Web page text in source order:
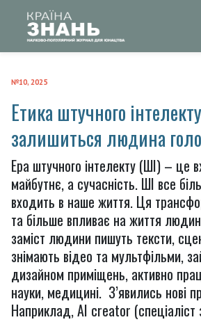
№10, 2025
Етика штучного
залишиться людина
Ера штучного інтелекту (ШІ) – це
майбутнє, а сучасність. ШІ все
входить в наше життя. Ця
та більше впливає на життя
заміст людини пишуть тексти,
знімають відео та мультфільми,
дизайном приміщень, активно
науки, медицині. З’явились нові
Наприклад, AI creator (спеціаліст